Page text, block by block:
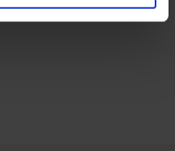
muqueuse